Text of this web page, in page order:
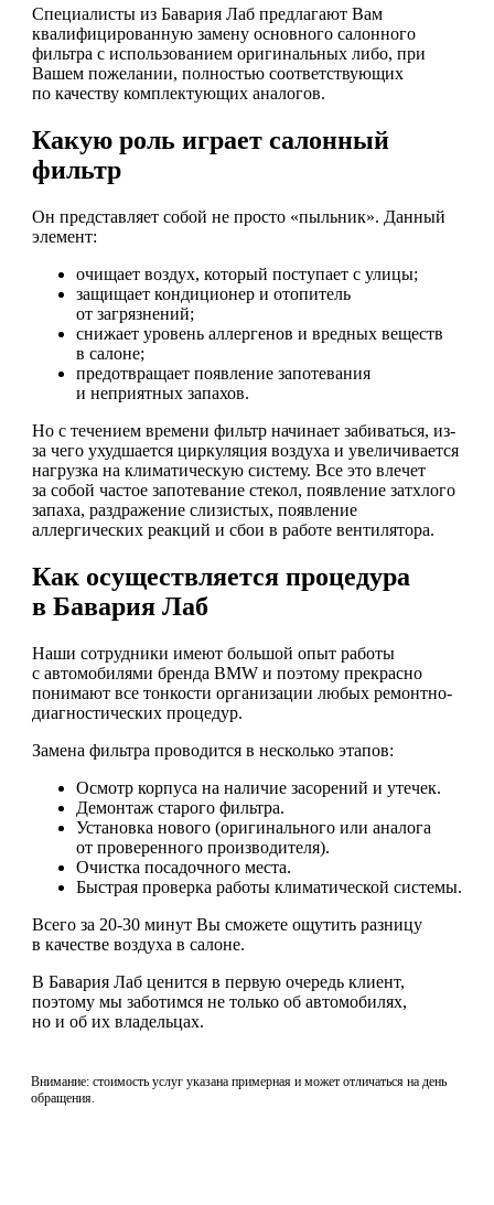
Специалисты из Бавария Лаб предлагают Вам
квалифицированную замену основного салонного
фильтра с использованием оригинальных либо, при
Вашем пожелании, полностью соответствующих
по качеству комплектующих аналогов.
Какую роль играет салонный
фильтр
Он представляет собой не просто «пыльник». Данный
элемент:
очищает воздух, который поступает с улицы;
защищает кондиционер и отопитель
от загрязнений;
снижает уровень аллергенов и вредных веществ
в салоне;
предотвращает появление запотевания
и неприятных запахов.
Но с течением времени фильтр начинает забиваться, из-
за чего ухудшается циркуляция воздуха и увеличивается
нагрузка на климатическую систему. Все это влечет
за собой частое запотевание стекол, появление затхлого
запаха, раздражение слизистых, появление
аллергических реакций и сбои в работе вентилятора.
Как осуществляется процедура
в Бавария Лаб
Наши сотрудники имеют большой опыт работы
с автомобилями бренда BMW и поэтому прекрасно
понимают все тонкости организации любых ремонтно-
диагностических процедур.
Замена фильтра проводится в несколько этапов:
Осмотр корпуса на наличие засорений и утечек.
Демонтаж старого фильтра.
Установка нового (оригинального или аналога
от проверенного производителя).
Очистка посадочного места.
Быстрая проверка работы климатической системы.
Всего за 20-30 минут Вы сможете ощутить разницу
в качестве воздуха в салоне.
В Бавария Лаб ценится в первую очередь клиент,
поэтому мы заботимся не только об автомобилях,
но и об их владельцах.
Внимание: стоимость услуг указана примерная и может отличаться на день
обращения.